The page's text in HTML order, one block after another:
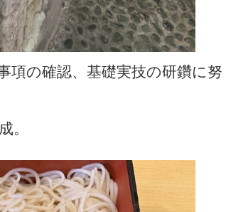
項の確認、基礎実技の研鑽に努
。